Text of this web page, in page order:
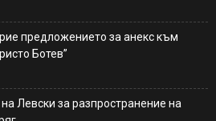
предложението за анекс към
Ботев”
Левски за разпространение на